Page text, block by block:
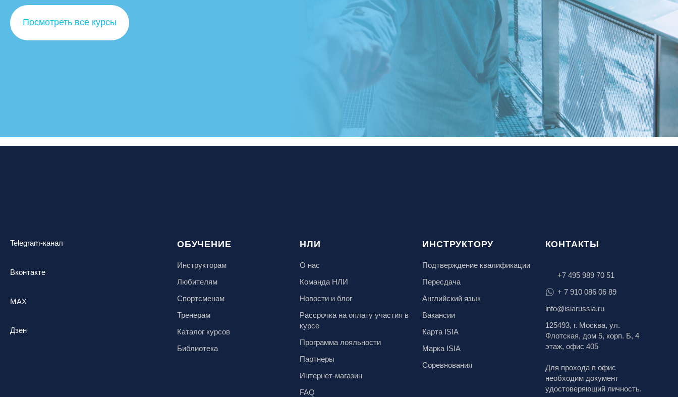
Посмотреть все курсы
Telegram-канал
Вконтакте
MAX
Дзен
ОБУЧЕНИЕ
Инструкторам
Любителям
Спортсменам
Тренерам
Каталог курсов
Библиотека
НЛИ
О нас
Команда НЛИ
Новости и блог
Рассрочка на оплату участия в
курсе
Программа лояльности
Партнеры
Интернет-магазин
FAQ
ИНСТРУКТОРУ
Подтверждение квалификации
Пересдача
Английский язык
Вакансии
Карта ISIA
Марка ISIA
Соревнования
КОНТАКТЫ
+7 495 989 70 51
+ 7 910 086 06 89
info@isiarussia.ru
125493, г. Москва, ул.
Флотская, дом 5, корп. Б, 4
этаж, офис 405
Для прохода в офис
необходим документ
удостоверяющий личность.